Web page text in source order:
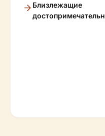
Близлежащие